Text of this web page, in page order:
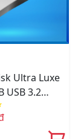
Ultra Luxe
USB 3.2
G46)